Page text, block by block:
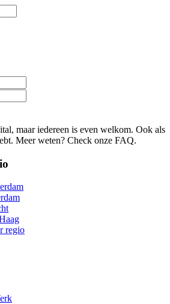
maar iedereen is even welkom. Ook als
Meer weten? Check onze FAQ.
regio